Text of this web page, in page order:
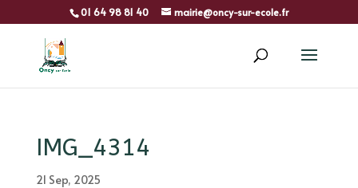
01 64 98 81 40 mairie@oncy-sur-ecole.fr
IMG_4314
21 Sep, 2025